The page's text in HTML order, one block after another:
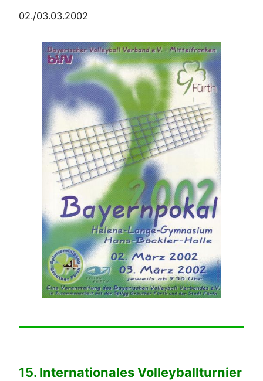
02./03.03.2002
15. Internationales Volleyballturnier